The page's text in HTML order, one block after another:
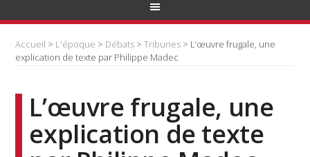
Accueil > L'époque > Débats >Tribunes > L’œuvre frugale, une
explication de texte par Philippe Madec
L’œuvre frugale, une
explication de texte